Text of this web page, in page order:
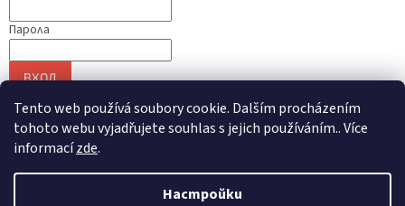
Tento web používá soubory cookie. Dalším procházením
tohoto webu vyjadřujete souhlas s jejich používáním.. Více
informacízde.
Настройки
Парола
ВХОД
Нова регистрацияЗабравена парола